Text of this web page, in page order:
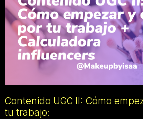
Contenido UGC II: Cómo
tu trabajo: